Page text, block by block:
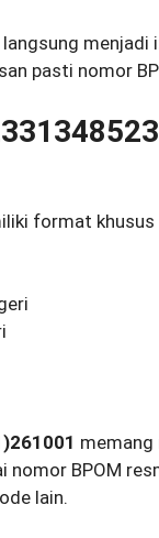
menjadi
pasti nomor
format
memang
nomor BPOM
lain.